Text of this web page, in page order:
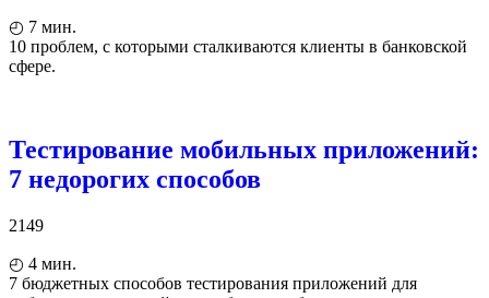
◴ 7 мин.
10 проблем, с которыми сталкиваются клиенты в банковской
сфере.
Тестирование мобильных приложений:
7 недорогих способов
2149
◴ 4 мин.
7 бюджетных способов тестирования приложений для